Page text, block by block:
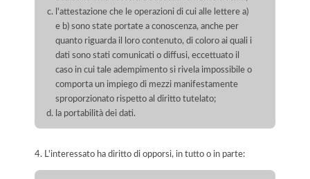
l'attestazione che le operazioni di cui alle lettere a)
e b) sono state portate a conoscenza, anche per
quanto riguarda il loro contenuto, di coloro ai quali i
dati sono stati comunicati o diffusi, eccettuato il
caso in cui tale adempimento si rivela impossibile o
comporta un impiego di mezzi manifestamente
sproporzionato rispetto al diritto tutelato;
la portabilità dei dati.
4. L'interessato ha diritto di opporsi, in tutto o in parte: